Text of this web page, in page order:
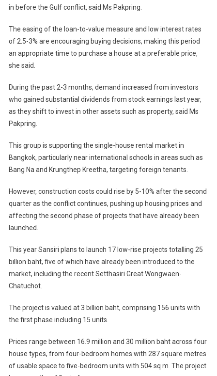
in before the Gulf conflict, said Ms Pakpring.
The easing of the loan-to-value measure and low interest rates
of 2.5-3% are encouraging buying decisions, making this period
an appropriate time to purchase a house at a preferable price,
she said.
During the past 2-3 months, demand increased from investors
who gained substantial dividends from stock earnings last year,
as they shift to invest in other assets such as property, said Ms
Pakpring.
This group is supporting the single-house rental market in
Bangkok, particularly near international schools in areas such as
Bang Na and Krungthep Kreetha, targeting foreign tenants.
However, construction costs could rise by 5-10% after the second
quarter as the conflict continues, pushing up housing prices and
affecting the second phase of projects that have already been
launched.
This year Sansiri plans to launch 17 low-rise projects totalling 25
billion baht, five of which have already been introduced to the
market, including the recent Setthasiri Great Wongwaen-
Chatuchot.
The project is valued at 3 billion baht, comprising 156 units with
the first phase including 15 units.
Prices range between 16.9 million and 30 million baht across four
house types, from four-bedroom homes with 287 square metres
of usable space to five-bedroom units with 504 sq m. The project